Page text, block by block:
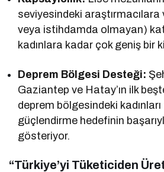
seviyesindeki
veya istihdamda olmayan)
kadınlara kadar çok geniş bir
Deprem Bölgesi Desteği:
Gaziantep ve Hatay’ın ilk
deprem bölgesindeki
güçlendirme hedefinin
gösteriyor.
“Türkiye’yi Tüketiciden